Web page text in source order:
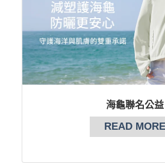
海龜聯名公益
READ MORE